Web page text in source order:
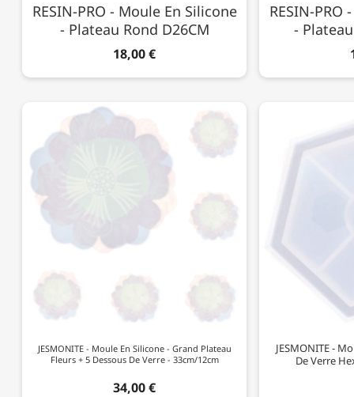
RESIN-PRO - Moule En Silicone
- Plateau Rond D26CM
18,00 €
RESIN-PRO
-
JESMONITE - Moule En Silicone - Grand Plateau
Fleurs + 5 Dessous De Verre - 33cm/12cm
34,00 €
JESMONITE -
De Verre